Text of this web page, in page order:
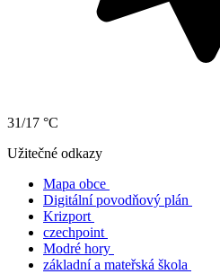
31/17 °C
Užitečné odkazy
Mapa obce
Digitální povodňový plán
Krizport
czechpoint
Modré hory
základní a mateřská škola